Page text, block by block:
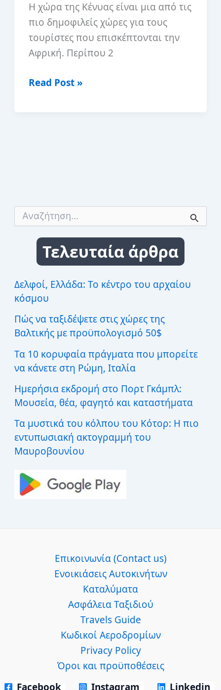
Η χώρα της Κένυας είναι μια από τις
πιο δημοφιλείς χώρες για τους
τουρίστες που επισκέπτονται την
Αφρική. Περίπου 2
Είναι
Read Post »
σ
η
γ
α
:
Τελευταία άρθρα
Δελφοί, Ελλάδα: Το κέντρο του αρχαίου
κόσμου
Πώς να ταξιδέψετε στις χώρες της
Βαλτικής με προϋπολογισμό 50$
Τα 10 κορυφαία πράγματα που μπορείτε
να κάνετε στη Ρώμη, Ιταλία
Ημερήσια εκδρομή στο Πορτ Γκάμπλ:
Μουσεία, θέα, φαγητό και καταστήματα
Τα μυστικά του κόλπου του Κότορ: Η πιο
εντυπωσιακή ακτογραμμή του
Μαυροβουνίου
Επικοινωνία (Contact us)
Ενοικιάσεις Αυτοκινήτων
Καταλύματα
Ασφάλεια Ταξιδιού
Travels Guide
Κωδικοί Αεροδρομίων
Privacy Policy
Όροι και προϋποθέσεις
Facebook
Instagram Linkedin